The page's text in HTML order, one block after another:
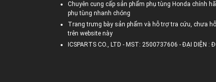
64250-MJP-G50ZA
Kính chắn gió
Chuyên cung cấp sản phẩm phụ tùng Honda chính
phụ tùng nhanh chóng
Trang trưng bày sản phẩm và hỗ trợ tra cứu, chưa
trên website này
ICSPARTS CO., LTD - MST: 2500737606 - ĐẠI DIỆN :